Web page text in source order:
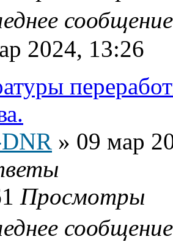
2024, 13:26
» 09 мар
Просмотры